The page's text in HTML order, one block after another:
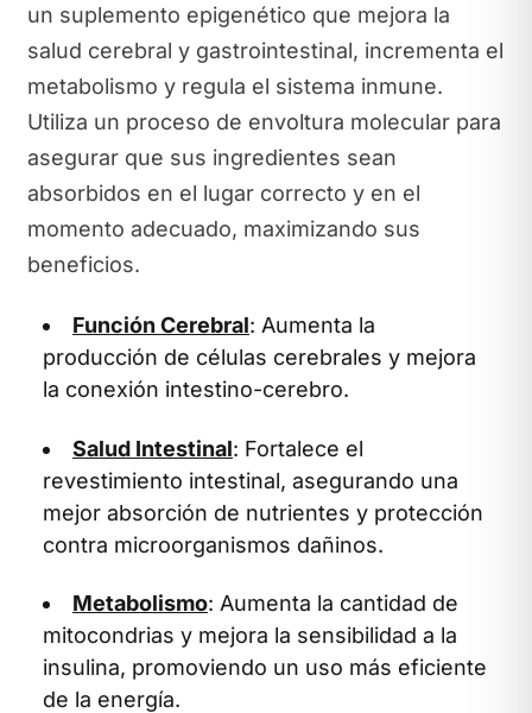
un suplemento epigenético que mejora la
salud cerebral y gastrointestinal, incrementa el
metabolismo y regula el sistema inmune.
Utiliza un proceso de envoltura molecular para
asegurar que sus ingredientes sean
absorbidos en el lugar correcto y en el
momento adecuado, maximizando sus
beneficios.
Función Cerebral: Aumenta la
producción de células cerebrales y mejora
la conexión intestino-cerebro.
Salud Intestinal: Fortalece el
revestimiento intestinal, asegurando una
mejor absorción de nutrientes y protección
contra microorganismos dañinos.
Metabolismo: Aumenta la cantidad de
mitocondrias y mejora la sensibilidad a la
insulina, promoviendo un uso más eficiente
de la energía.